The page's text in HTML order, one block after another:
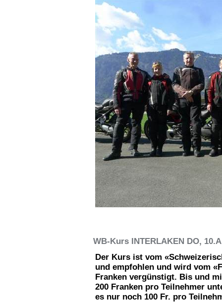
WB-Kurs INTERLAKEN DO,
Der Kurs ist vom
und empfohlen und wird vom
Franken vergünstigt. Bis und
200 Franken pro Teilnehmer
es nur noch 100 Fr. pro